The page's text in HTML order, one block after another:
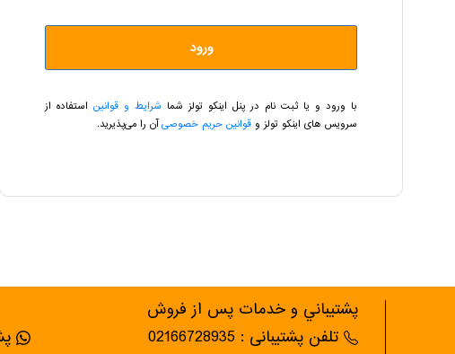
ورود
با ورود و یا ثبت نام در پنل اینکو تولز شما شرایط و قوانین استفاده از
سرویس های اینکو تولز و قوانین حریم خصوصیآن را می‌پذیرید.
پشتيباني و خدمات پس از فروش
تلفن پشتیبانی : 02166728935